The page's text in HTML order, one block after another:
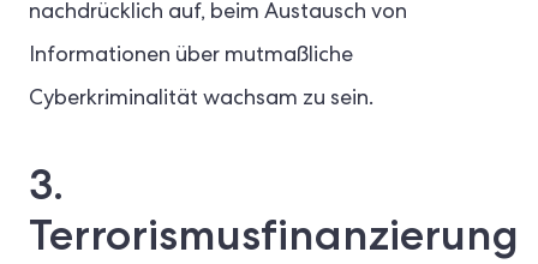
nachdrücklich auf, beim Austausch von
Informationen über mutmaßliche
Cyberkriminalität wachsam zu sein.
3.
Terrorismusfinanzierung